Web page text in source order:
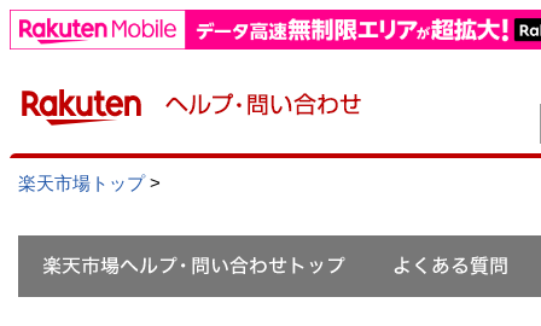
楽天市場トップ>